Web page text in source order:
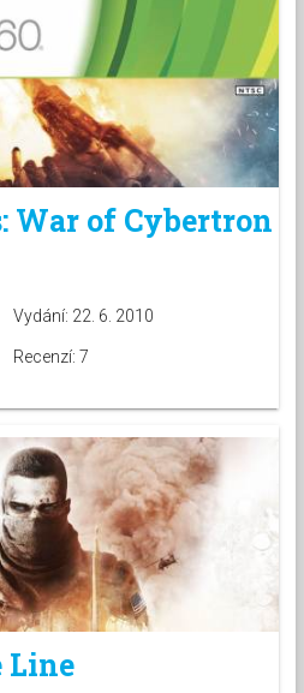
War of Cybertron
Vydání: 22. 6. 2010
Recenzí: 7
Line